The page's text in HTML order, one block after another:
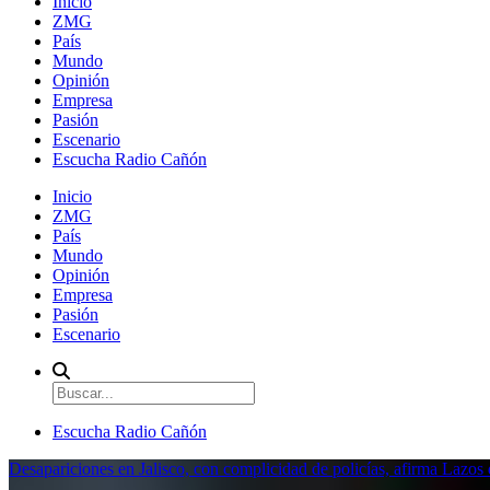
ZMG
País
Mundo
Opinión
Empresa
Pasión
Escenario
Escucha Radio Cañón
Inicio
ZMG
País
Mundo
Opinión
Empresa
Pasión
Escenario
Escucha Radio Cañón
Desapariciones en Jalisco, con complicidad de policías, afirma Lazos